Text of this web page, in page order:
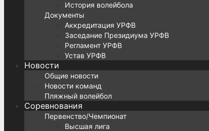
История волейбола
Документы
Аккредитация УРФВ
Заседание Президиума УРФВ
Регламент УРФВ
Устав УРФВ
Новости
Общие новости
Новости команд
Пляжный волейбол
Соревнования
Первенство/Чемпионат
Высшая лига